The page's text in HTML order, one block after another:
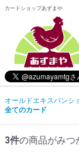
カードショップあずまや
オールドエキスパンシ
全てのカード
3件の商品がみつ